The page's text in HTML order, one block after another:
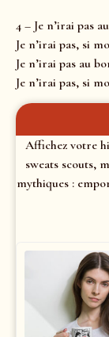
4 – Je n’irai pas
Je n’irai pas, si
Je n’irai pas au
Je n’irai pas, si
Affichez votre
sweats scouts,
mythiques :